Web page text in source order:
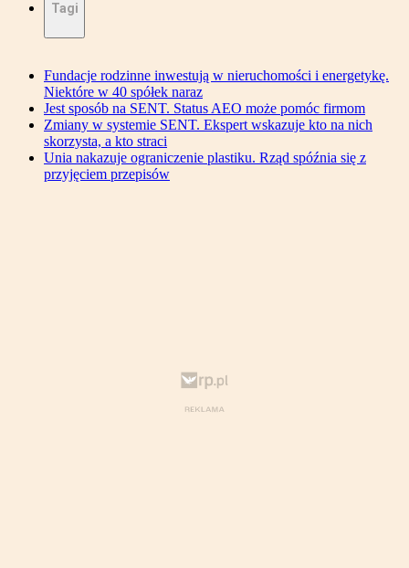
Tagi
Fundacje rodzinne inwestują w nieruchomości i energetykę.
Niektóre w 40 spółek naraz
Jest sposób na SENT. Status AEO może pomóc firmom
Zmiany w systemie SENT. Ekspert wskazuje kto na nich
skorzysta, a kto straci
Unia nakazuje ograniczenie plastiku. Rząd spóźnia się z
przyjęciem przepisów